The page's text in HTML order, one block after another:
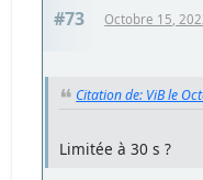
#73 Octobre 15,
Citation de: ViB le
Limitée à 30 s ?